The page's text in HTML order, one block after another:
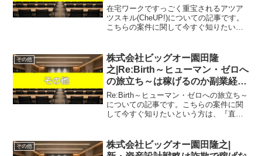
は稼げるのか物販経験者が判定！
口コミや評判を徹底レビュー！
在宅ワークですっごく重宝されるアツア
ツスキル(CheUP!)についての記事です。
こちらの案件に関して今すぐ知りたいと
た稼げる案件を教えて欲しいという方
は、自分が実際...
その他
株式会社ビッグオー園田隆
之|Re:Birth～ヒューマン・ゼロへ
の旅立ち～は稼げるのか副業経験
者が判定！口コミや評判を徹底レ
ビュー！
Re:Birth～ヒューマン・ゼロへの旅立ち～
についての記事です。こちらの案件に関
して今すぐ知りたいという方は、『直接
えて欲しいという方は、自分が実際にや
っていて、...
その他
株式会社ビッグオー園田隆之|